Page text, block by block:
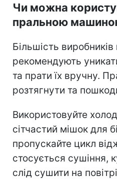
Чи можна
пральною
Більшість виробників
рекомендують
та прати їх вручну.
розтягнути та
Використовуйте
сітчастий мішок для
пропускайте цикл
стосується сушіння,
слід сушити на